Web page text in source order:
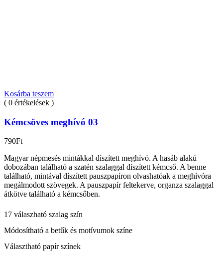
Kosárba teszem
( 0 értékelések )
Kémcsöves meghívó 03
790Ft
Magyar népmesés mintákkal díszített meghívó. A hasáb alakú
dobozában található a szatén szalaggal díszített kémcső. A benne
található, mintával díszített pauszpapíron olvashatóak a meghívóra
megálmodott szövegek. A pauszpapír feltekerve, organza szalaggal
átkötve található a kémcsőben.
17 válaszható szalag szín
Módosítható a betűk és motívumok színe
Választható papír színek